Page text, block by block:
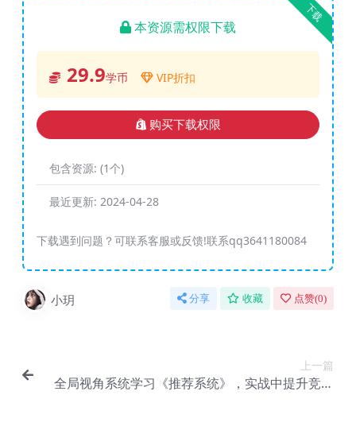
下载
本资源需权限下载
29.9学币 VIP折扣
购买下载权限
包含资源: (1个)
最近更新: 2024-04-28
下载遇到问题？可联系客服或反馈!联系qq3641180084
小玥 分享 收藏 点赞(0)
上一篇
全局视角系统学习《推荐系统》，实战中提升竞争